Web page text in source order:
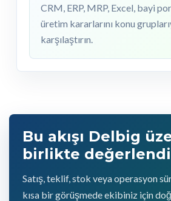
CRM, ERP, MRP, Excel, bayi
üretim kararlarını konu
karşılaştırın.
Bu akışı Delbig
birlikte
Satış, teklif, stok veya operasyon
kısa bir görüşmede ekibiniz için